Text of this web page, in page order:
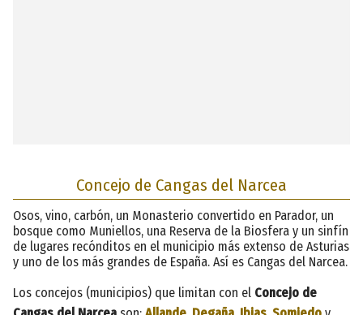
Concejo de Cangas del Narcea
Osos, vino, carbón, un Monasterio convertido en Parador, un
bosque como Muniellos, una Reserva de la Biosfera y un sinfín
de lugares recónditos en el municipio más extenso de Asturias
y uno de los más grandes de España. Así es Cangas del Narcea.
Los concejos (municipios) que limitan con el Concejo de